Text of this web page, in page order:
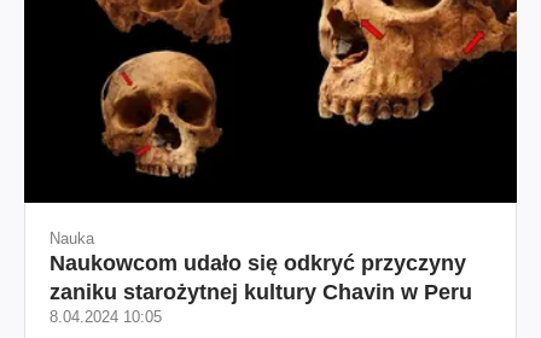
Nauka
Naukowcom udało się odkryć przyczyny
zaniku starożytnej kultury Chavin w Peru
8.04.2024 10:05